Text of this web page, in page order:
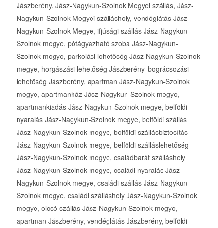
Jászberény, Jász-Nagykun-Szolnok Megyei szállás, Jász-
Nagykun-Szolnok Megyei szálláshely, vendéglátás Jász-
Nagykun-Szolnok Megye, ifjúsági szállás Jász-Nagykun-
Szolnok megye, pótágyazható szoba Jász-Nagykun-
Szolnok megye, parkolási lehetőség Jász-Nagykun-Szolnok
megye, horgászási lehetőség Jászberény, bográcsozási
lehetőség Jászberény, apartman Jász-Nagykun-Szolnok
megye, apartmanház Jász-Nagykun-Szolnok megye,
apartmankiadás Jász-Nagykun-Szolnok megye, belföldi
nyaralás Jász-Nagykun-Szolnok megye, belföldi szállás
Jász-Nagykun-Szolnok megye, belföldi szállásbiztosítás
Jász-Nagykun-Szolnok megye, belföldi szálláslehetőség
Jász-Nagykun-Szolnok megye, családbarát szálláshely
Jász-Nagykun-Szolnok megye, családi nyaralás Jász-
Nagykun-Szolnok megye, családi szállás Jász-Nagykun-
Szolnok megye, családi szálláshely Jász-Nagykun-Szolnok
megye, olcsó szállás Jász-Nagykun-Szolnok megye,
apartman Jászberény, vendéglátás Jászberény, belföldi